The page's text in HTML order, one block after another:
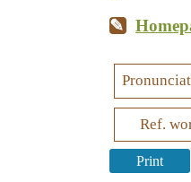
Ref.
Print